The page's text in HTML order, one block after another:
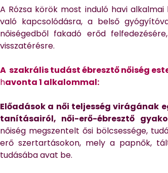
A Rózsa körök most induló havi
való kapcsolódásra, a belső
nőiségedből fakadó erőd
visszatérésre.
A szakrális tudást ébresztő nőiség
havonta 1 alkalommal:
Előadások a női teljesség virágának
tanításairól, női-erő-ébresztő
nőiség megszentelt ősi bölcsessége,
erő szertartásokon, mely a papnők,
tudásába avat be.